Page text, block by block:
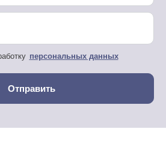
персональных данных